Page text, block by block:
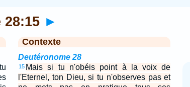
28:15 ►
Contexte
Deutéronome 28
15 Mais si tu n'obéis point à la voix de
l'Eternel, ton Dieu, si tu n'observes pas et